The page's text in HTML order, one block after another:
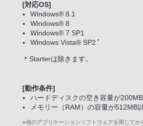
[対応OS]
Windows® 8.1
Windows® 8
Windows® 7 SP1
Windows Vista® SP2 ＊
＊Starterは除きます。
[動作条件]
ハードディスクの空き容量が200MB
メモリー（RAM）の容量が512MB
※他のアプリケーションソフトウェアを閉じてか